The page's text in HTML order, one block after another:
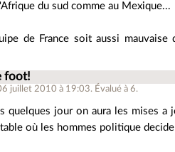
du sud comme au Mexique...
de France soit aussi
foot!
juillet 2010 à 19:03. Évalué à6.
quelques jour on aura les mises
où les hommes politique